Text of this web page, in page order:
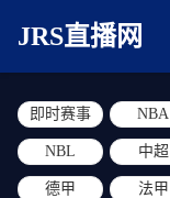
JRS直播网
即时赛事 NBA
NBL 中超
德甲 法甲